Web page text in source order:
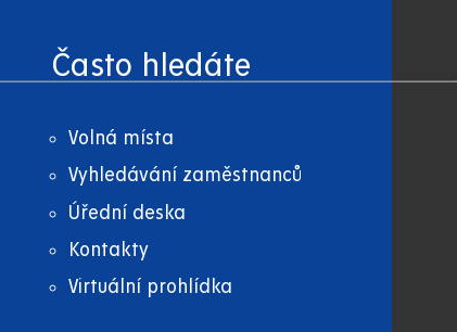
Často hledáte
Volná místa
Vyhledávání zaměstnanců
Úřední deska
Kontakty
Virtuální prohlídka